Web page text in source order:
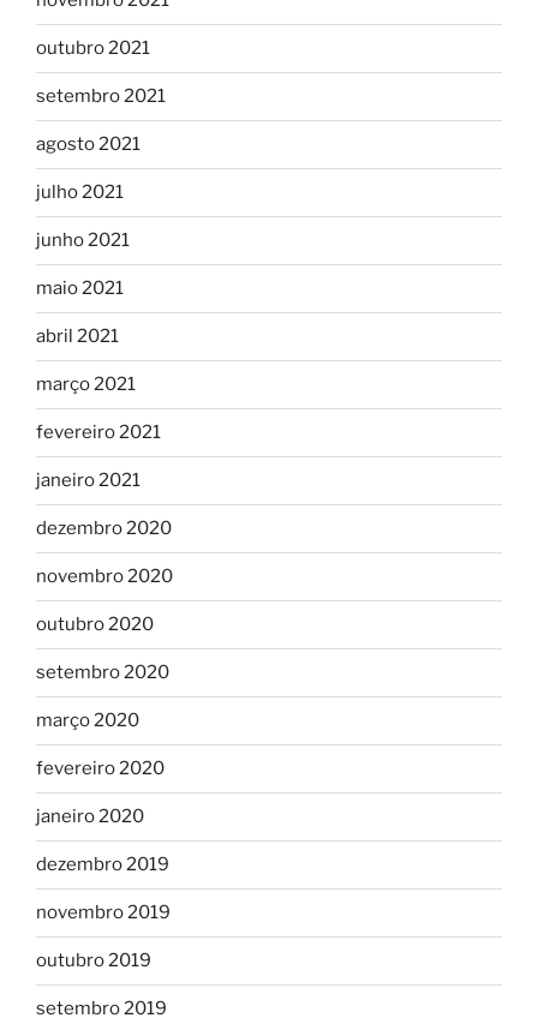
outubro 2021
setembro 2021
agosto 2021
julho 2021
junho 2021
maio 2021
abril 2021
março 2021
fevereiro 2021
janeiro 2021
dezembro 2020
novembro 2020
outubro 2020
setembro 2020
março 2020
fevereiro 2020
janeiro 2020
dezembro 2019
novembro 2019
outubro 2019
setembro 2019